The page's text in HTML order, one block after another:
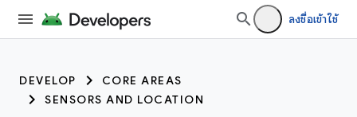
ลงชื่อเข้าใช้
DEVELOP
CORE AREAS
SENSORS AND LOCATION